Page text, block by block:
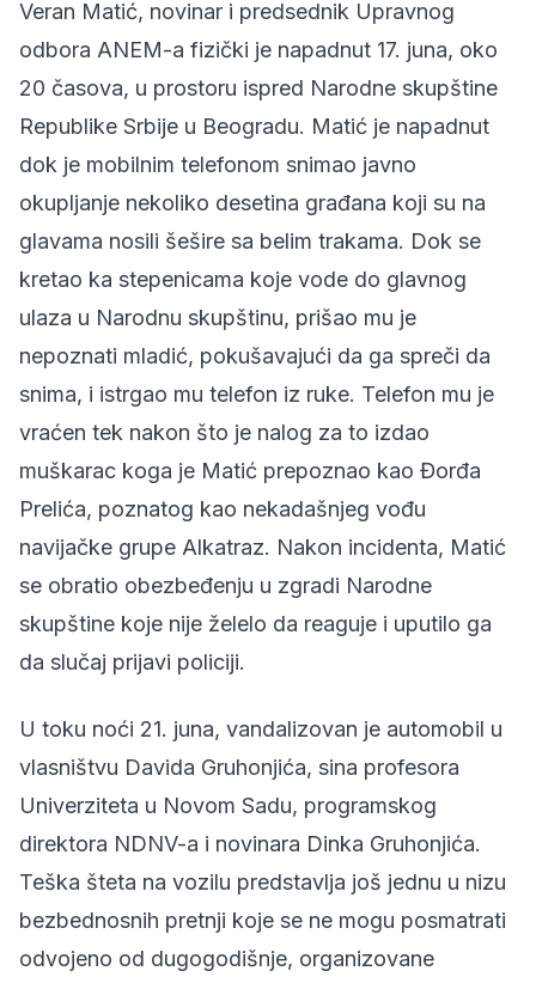
Veran Matić, novinar i predsednik Upravnog
odbora ANEM-a fizički je napadnut 17. juna, oko
20 časova, u prostoru ispred Narodne skupštine
Republike Srbije u Beogradu. Matić je napadnut
dok je mobilnim telefonom snimao javno
okupljanje nekoliko desetina građana koji su na
glavama nosili šešire sa belim trakama. Dok se
kretao ka stepenicama koje vode do glavnog
ulaza u Narodnu skupštinu, prišao mu je
nepoznati mladić, pokušavajući da ga spreči da
snima, i istrgao mu telefon iz ruke. Telefon mu je
vraćen tek nakon što je nalog za to izdao
muškarac koga je Matić prepoznao kao Đorđa
Prelića, poznatog kao nekadašnjeg vođu
navijačke grupe Alkatraz. Nakon incidenta, Matić
se obratio obezbeđenju u zgradi Narodne
skupštine koje nije želelo da reaguje i uputilo ga
da slučaj prijavi policiji.
U toku noći 21. juna, vandalizovan je automobil u
vlasništvu Davida Gruhonjića, sina profesora
Univerziteta u Novom Sadu, programskog
direktora NDNV-a i novinara Dinka Gruhonjića.
Teška šteta na vozilu predstavlja još jednu u nizu
bezbednosnih pretnji koje se ne mogu posmatrati
odvojeno od dugogodišnje, organizovane